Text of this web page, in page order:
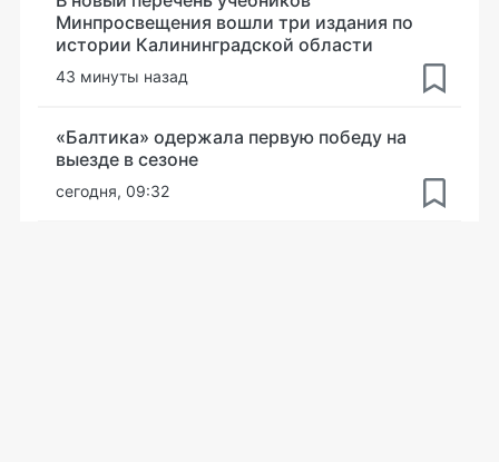
Минпросвещения вошли три издания по
истории Калининградской области
43 минуты назад
«Балтика» одержала первую победу на
выезде в сезоне
сегодня, 09:32